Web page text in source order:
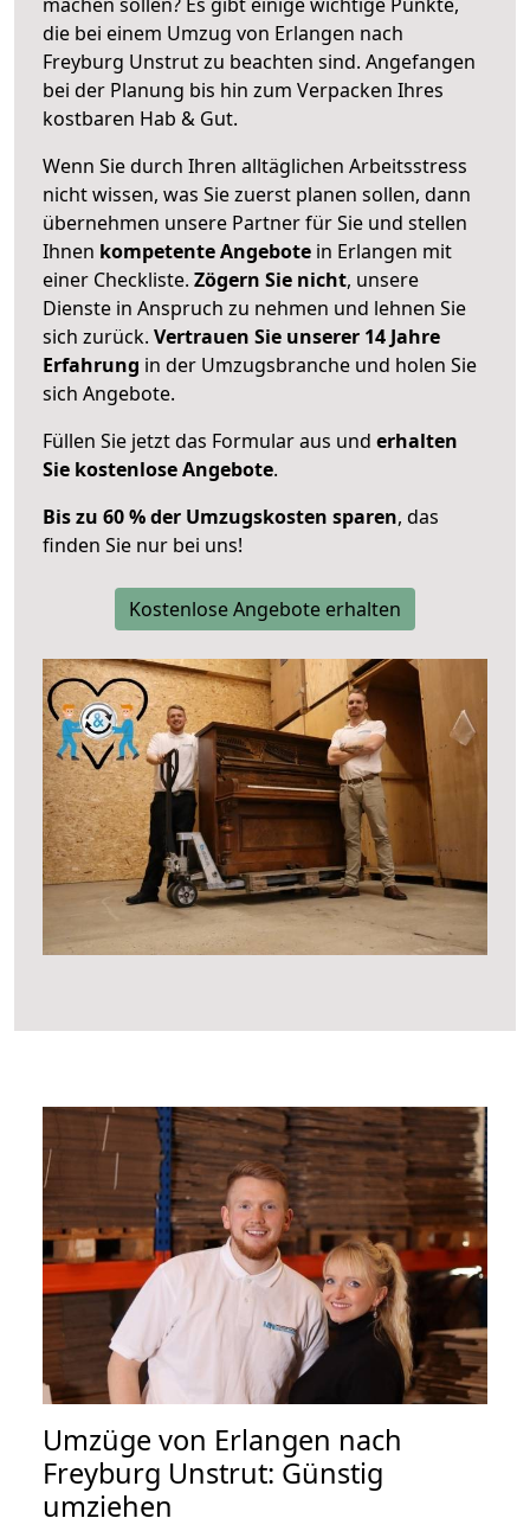
die bei einem Umzug von Erlangen nach
Freyburg Unstrut zu beachten sind. Angefangen
bei der Planung bis hin zum Verpacken Ihres
kostbaren Hab & Gut.
Wenn Sie durch Ihren alltäglichen Arbeitsstress
nicht wissen, was Sie zuerst planen sollen, dann
übernehmen unsere Partner für Sie und stellen
Ihnen kompetente Angebote in Erlangen mit
einer Checkliste. Zögern Sie nicht, unsere
Dienste in Anspruch zu nehmen und lehnen Sie
sich zurück. Vertrauen Sie unserer 14 Jahre
Erfahrung in der Umzugsbranche und holen Sie
sich Angebote.
Füllen Sie jetzt das Formular aus und erhalten
Sie kostenlose Angebote.
Bis zu 60 % der Umzugskosten sparen, das
finden Sie nur bei uns!
Kostenlose Angebote erhalten
Umzüge von Erlangen nach
Freyburg Unstrut: Günstig
umziehen